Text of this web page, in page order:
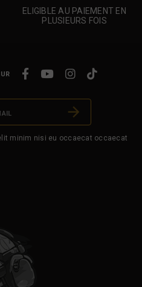
ELIGIBLE AU PAIEMENT EN
PLUSIEURS FOIS
minim nisi eu occaecat occaecat